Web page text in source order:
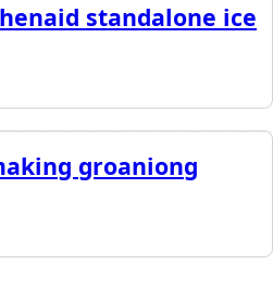
standalone ice
groaniong